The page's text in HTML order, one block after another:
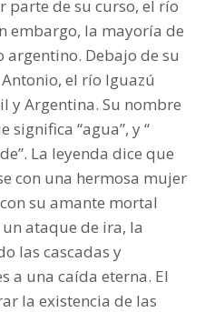
parte de su curso, el río
embargo, la mayoría de
argentino. Debajo de su
el río Iguazú
y Argentina. Su nombre
significa “agua”, y “
La leyenda dice que
con una hermosa mujer
su amante mortal
ataque de ira, la
las cascadas y
a una caída eterna. El
la existencia de las